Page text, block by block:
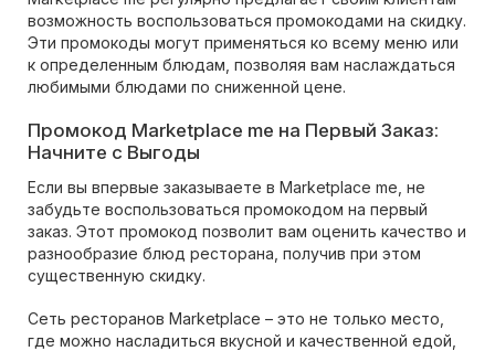
возможность воспользоваться промокодами на скидку.
Эти промокоды могут применяться ко всему меню или
к определенным блюдам, позволяя вам наслаждаться
любимыми блюдами по сниженной цене.
Промокод Marketplace me на Первый Заказ:
Начните с Выгоды
Если вы впервые заказываете в Marketplace me, не
забудьте воспользоваться промокодом на первый
заказ. Этот промокод позволит вам оценить качество и
разнообразие блюд ресторана, получив при этом
существенную скидку.
Сеть ресторанов Marketplace – это не только место,
где можно насладиться вкусной и качественной едой,